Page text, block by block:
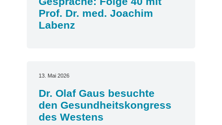
Prof. Dr. med. Joachim
Labenz
13. Mai 2026
Dr. Olaf Gaus besuchte
den Gesundheitskongress
des Westens